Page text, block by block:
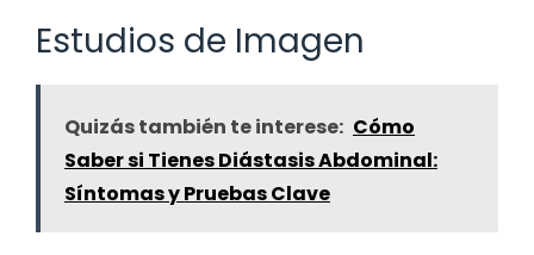
Estudios de Imagen
Quizás también te interese: Cómo
Saber si Tienes Diástasis Abdominal:
Síntomas y Pruebas Clave